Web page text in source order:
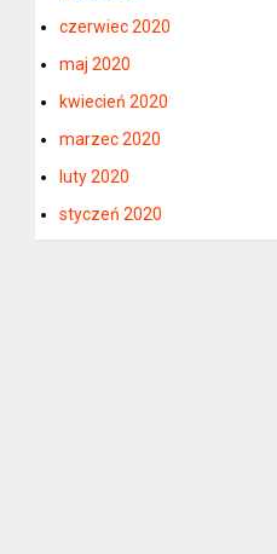
czerwiec 2020
maj 2020
kwiecień 2020
marzec 2020
luty 2020
styczeń 2020